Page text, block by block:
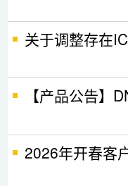
关于调整存在
【产品公告】DNS解析
2026年开春客